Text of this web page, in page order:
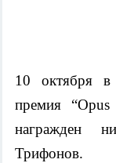
10 октября в
премия
награжден
Трифонов.